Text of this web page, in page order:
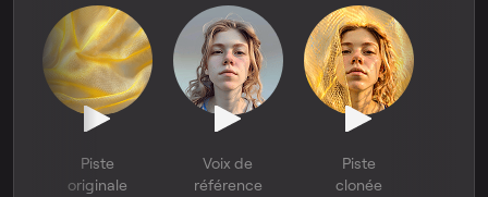
Piste
originale
Voix de
référence
Piste
clonée